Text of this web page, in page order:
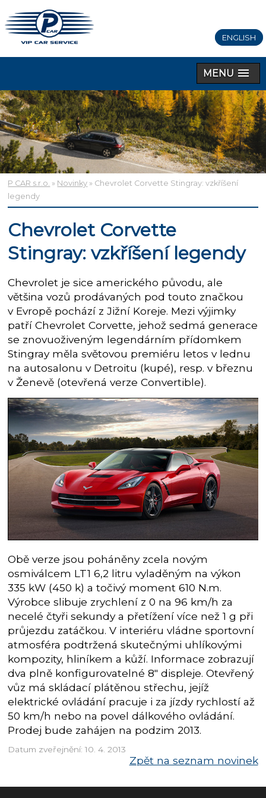
ENGLISH
MENU
P CAR s.r.o. » Novinky » Chevrolet Corvette Stingray: vzkříšení
legendy
Chevrolet Corvette
Stingray: vzkříšení legendy
Chevrolet je sice amerického původu, ale
většina vozů prodávaných pod touto značkou
v Evropě pochází z Jižní Koreje. Mezi výjimky
patří Chevrolet Corvette, jehož sedmá generace
se znovuoživeným legendárním přídomkem
Stingray měla světovou premiéru letos v lednu
na autosalonu v Detroitu (kupé), resp. v březnu
v Ženevě (otevřená verze Convertible).
Obě verze jsou poháněny zcela novým
osmiválcem LT1 6,2 litru vyladěným na výkon
335 kW (450 k) a točivý moment 610 N.m.
Výrobce slibuje zrychlení z 0 na 96 km/h za
necelé čtyři sekundy a přetížení více než 1 g při
průjezdu zatáčkou. V interiéru vládne sportovní
atmosféra podtržená skutečnými uhlíkovými
kompozity, hliníkem a kůží. Informace zobrazují
dva plně konfigurovatelné 8″ displeje. Otevřený
vůz má skládací plátěnou střechu, jejíž
elektrické ovládání pracuje i za jízdy rychlostí až
50 km/h nebo na povel dálkového ovládání.
Prodej bude zahájen na podzim 2013.
Datum zveřejnění: 10. 4. 2013
Zpět na seznam novinek